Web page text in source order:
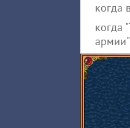
когда
когда
армии"